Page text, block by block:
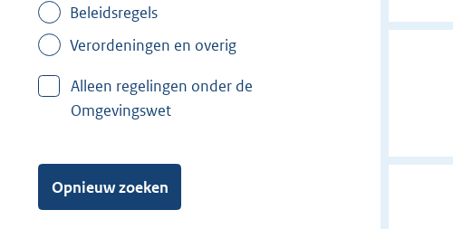
Beleidsregels
Verordeningen en overig
Alleen regelingen onder de
Omgevingswet
Opnieuw zoeken